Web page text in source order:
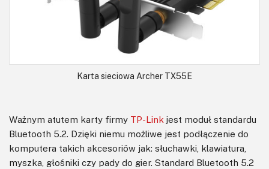
Karta sieciowa Archer TX55E
Ważnym atutem karty firmy TP-Link jest moduł standardu
Bluetooth 5.2. Dzięki niemu możliwe jest podłączenie do
komputera takich akcesoriów jak: słuchawki, klawiatura,
myszka, głośniki czy pady do gier. Standard Bluetooth 5.2